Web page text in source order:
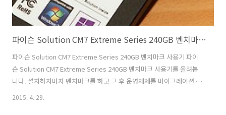
파이슨 Solution CM7 Extreme Series 240GB 벤치마크 사용기
파이슨 Solution CM7 Extreme Series 240GB 벤치마크 사용기 파이
슨 Solution CM7 Extreme Series 240GB 벤치마크 사용기를 올려봅
니다. 설치하자마자 벤치마크를 하고 그 후 운영체제를 마이그레이션 해
2015. 4. 29.